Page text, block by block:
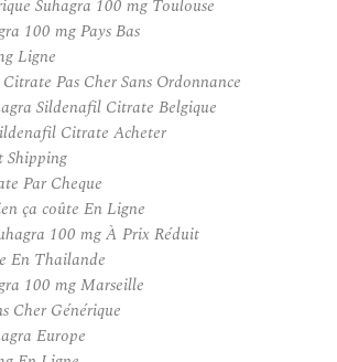
Suhagra 100 mg Toulouse
100 mg Pays Bas
Ligne
Pas Cher Sans Ordonnance
Sildenafil Citrate Belgique
Citrate Acheter
Shipping
Par Cheque
ça coûte En Ligne
100 mg À Prix Réduit
En Thailande
100 mg Marseille
Cher Générique
Europe